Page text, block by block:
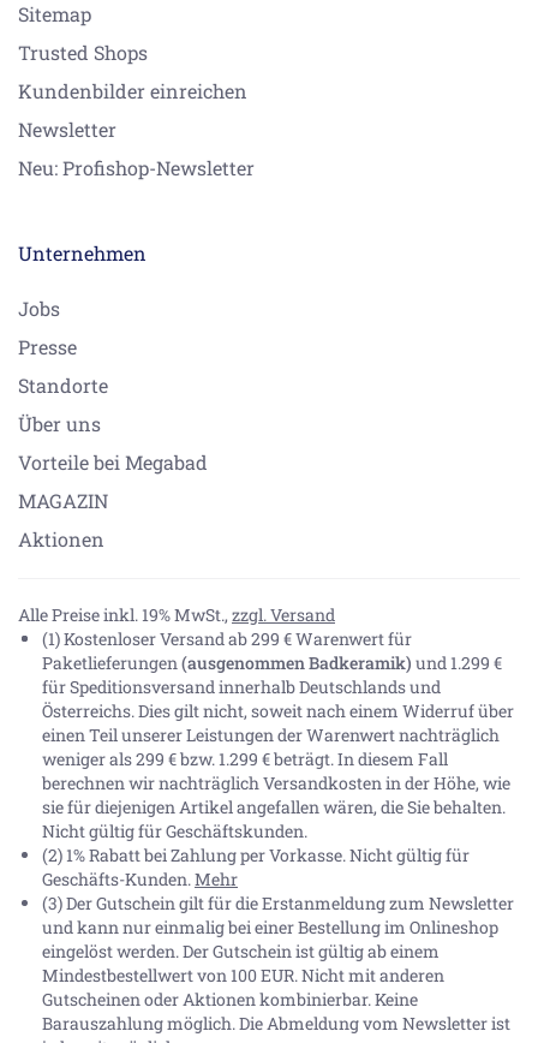
Sitemap
Trusted Shops
Kundenbilder einreichen
Newsletter
Neu: Profishop-Newsletter
Unternehmen
Jobs
Presse
Standorte
Über uns
Vorteile bei Megabad
MAGAZIN
Aktionen
Alle Preise inkl. 19% MwSt., zzgl. Versand
(1) Kostenloser Versand ab 299 € Warenwert für
Paketlieferungen(ausgenommen Badkeramik) und 1.299 €
für Speditionsversand innerhalb Deutschlands und
Österreichs. Dies gilt nicht, soweit nach einem Widerruf über
einen Teil unserer Leistungen der Warenwert nachträglich
weniger als 299 € bzw. 1.299 € beträgt. In diesem Fall
berechnen wir nachträglich Versandkosten in der Höhe, wie
sie für diejenigen Artikel angefallen wären, die Sie behalten.
Nicht gültig für Geschäftskunden.
(2) 1% Rabatt bei Zahlung per Vorkasse. Nicht gültig für
Geschäfts-Kunden.Mehr
(3) Der Gutschein gilt für die Erstanmeldung zum Newsletter
und kann nur einmalig bei einer Bestellung im Onlineshop
eingelöst werden. Der Gutschein ist gültig ab einem
Mindestbestellwert von 100 EUR. Nicht mit anderen
Gutscheinen oder Aktionen kombinierbar. Keine
Barauszahlung möglich. Die Abmeldung vom Newsletter ist